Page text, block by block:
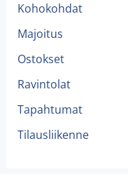
Kohokohdat
Majoitus
Ostokset
Ravintolat
Tapahtumat
Tilausliikenne